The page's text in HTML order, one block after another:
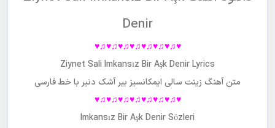
Denir
♥♫♥♫♥♫♥♫♥♫♥♫♥♫♥
Ziynet Sali Imkansız Bir Aşk Denir Lyrics
متن آهنگ زینت سالی ایمکانسیز بیر آشک دنیر با خط فارسی
♥♫♥♫♥♫♥♫♥♫♥♫♥♫♥
Imkansız Bir Aşk Denir Sözleri